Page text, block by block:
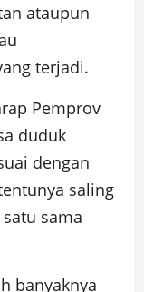
ataupun
terjadi.
Pemprov
duduk
dengan
saling
sama
banyaknya